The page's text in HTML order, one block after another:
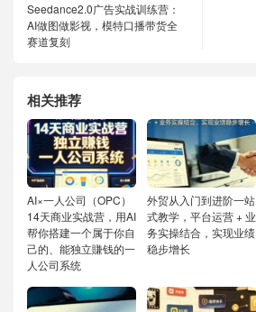
Seedance2.0广告实战训练营：
AI做图做影视，模特口播带货全
赛道复刻
相关推荐
AI×一人公司（OPC）
14天商业实战营，用AI
帮你搭建一个属于你自
己的、能独立賺钱的一
人公司系统
外贸从入门到进阶一站
式教学，平台运营 + 业
务实操结合，实现业绩
稳步增长